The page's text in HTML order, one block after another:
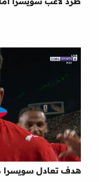
هدف تعادل سويسرا مع